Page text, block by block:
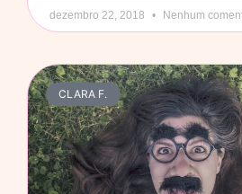
dezembro 22, 2018 Nenhum
CLARA F.